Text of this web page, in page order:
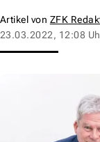
Artikel von ZFK
23.03.2022, 12:08